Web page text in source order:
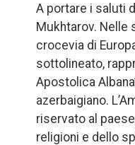
A portare i saluti
Mukhtarov. Nelle
crocevia di
sottolineato,
Apostolica
azerbaigiano.
riservato al
religioni e dello